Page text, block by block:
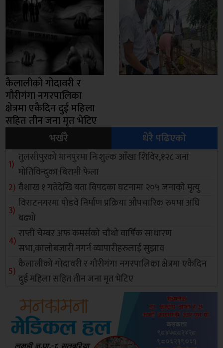
कैलालीको गोदावरी र
गौरीगंगा नगरपालिका
क्षेत्रमा एकैदिन दुई महिला
सहित तीन जना मृत भेटिए
भर्खरै
धेरै पढिएको
तुलसीपुरको मानपुरमा निःशुल्क आँखा शिविर,१२८ जना
मोतिविन्दुका बिरामी फेला
वैशाख १ गतेदेखि यता विपदका घटनामा २०५ जनाको मृत्यु
विराटनगरमा पोडवे निर्माण प्रक्रिया औपचारिक रुपमा अघि
बढ्यो
राप्ती चेम्बर अफ कमर्सको चाैथो वार्षिक साधारण
सभा,कालोबजारी नगर्न व्यापारीहरुलाई सुझाव
कैलालीको गोदावरी र गौरीगंगा नगरपालिका क्षेत्रमा एकैदिन
दुई महिला सहित तीन जना मृत भेटिए